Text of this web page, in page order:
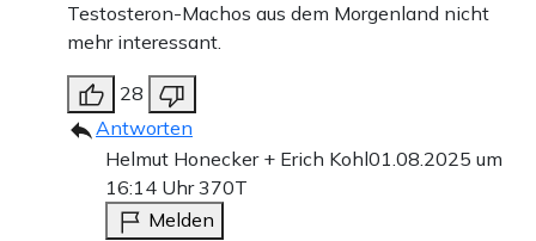
Testosteron-Machos aus dem Morgenland nicht
mehr interessant.
28
Antworten
Helmut Honecker + Erich Kohl01.08.2025 um
16:14 Uhr370T
Melden